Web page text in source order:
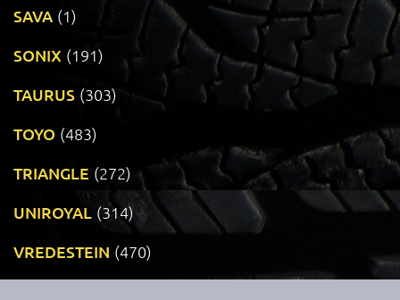
SAVA (1)
SONIX (191)
TAURUS (303)
TOYO (483)
TRIANGLE (272)
UNIROYAL (314)
VREDESTEIN (470)